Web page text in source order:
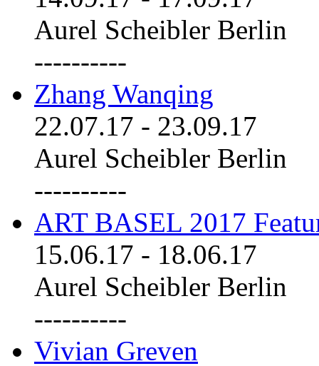
Aurel Scheibler Berlin
----------
Zhang Wanqing
22.07.17 - 23.09.17
Aurel Scheibler Berlin
----------
ART BASEL 2017
15.06.17 - 18.06.17
Aurel Scheibler Berlin
----------
Vivian Greven